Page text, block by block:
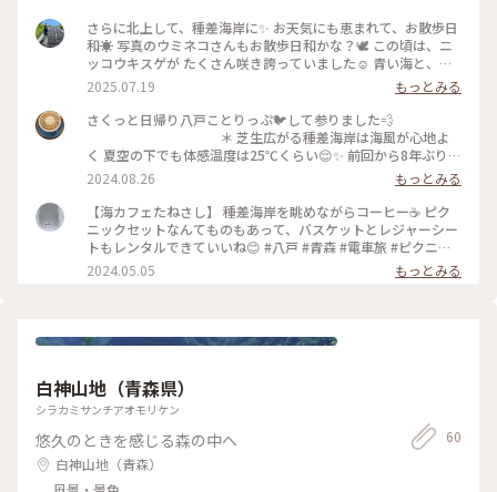
さらに北上して、種差海岸に✨️ お天気にも恵まれて、お散歩日
和☀️ 写真のウミネコさんもお散歩日和かな？🕊️ この頃は、ニ
ッコウキスゲが たくさん咲き誇っていました☺️ 青い海と、青
い空☁️🫧 それに、ニッコウキスゲ🌼 とっても映える景色です
ね♪ #アートな景色
2025.07.19
もっとみる
さくっと日帰り八戸ことりっぷ🐦して参りました💨
＊ 芝生広がる種差海岸は海風が心地よ
く 夏空の下でも体感温度は25℃くらい😌✨ 前回から8年ぶりく
らいに来たのですが インフォメーションセンターや カフェな
どが新設されていてゆっくり過ごせました✨
＊ #ことりっぷ旅2024 #透明の世界
2024.08.26
もっとみる
【海カフェたねさし】 種差海岸を眺めながらコーヒー☕️ ピク
ニックセットなんてものもあって、バスケットとレジャーシー
トもレンタルできていいね😊 #八戸 #青森 #電車旅 #ピクニッ
ク #絶景 #絶景ドライブ #キャンプ #海の見える景色
2024.05.05 もっとみる
白神山地（青森県）
シラカミサンチアオモリケン
悠久のときを感じる森の中へ
白神山地（青森）
60